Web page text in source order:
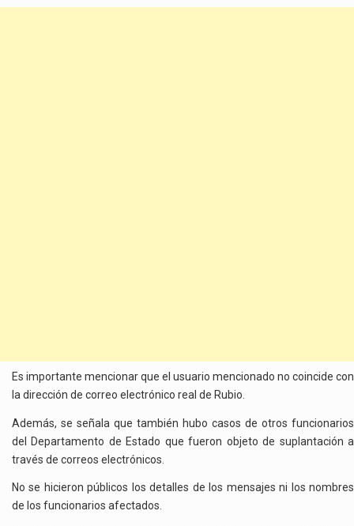
Es importante mencionar que el usuario mencionado no coincide con
la dirección de correo electrónico real de Rubio.
Además, se señala que también hubo casos de otros funcionarios
del Departamento de Estado que fueron objeto de suplantación a
través de correos electrónicos.
No se hicieron públicos los detalles de los mensajes ni los nombres
de los funcionarios afectados.